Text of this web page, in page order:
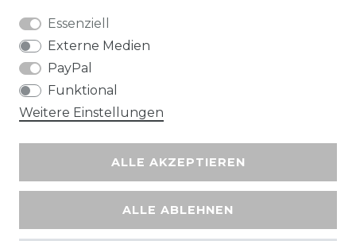
Essenziell
Externe Medien
PayPal
Funktional
Weitere Einstellungen
ALLE AKZEPTIEREN
ALLE ABLEHNEN